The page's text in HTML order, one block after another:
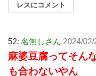
レスにコメント
52: 名無しさん 2024/
麻婆豆腐ってそん
も合わないやん